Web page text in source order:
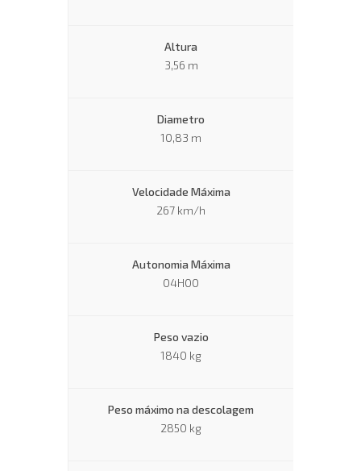
Altura
3,56 m
Diametro
10,83 m
Velocidade Máxima
267 km/h
Autonomia Máxima
04H00
Peso vazio
1840 kg
Peso máximo na descolagem
2850 kg